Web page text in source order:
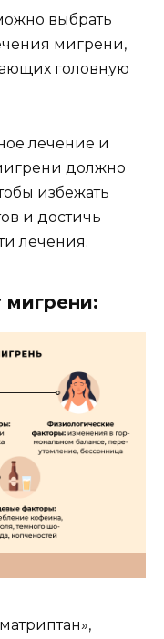
выбрать
мигрени,
головную
лечение и
должно
избежать
и достичь
лечения.
мигрени: